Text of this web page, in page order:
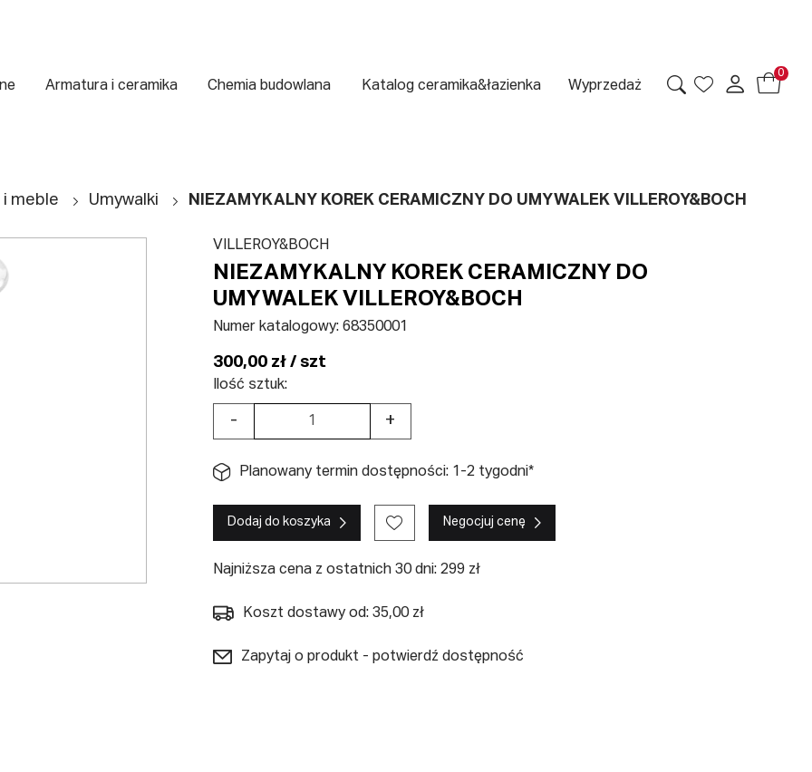
Armatura i ceramika Chemia budowlana Katalog ceramika&łazienka Wyprzedaż
0
i meble Umywalki NIEZAMYKALNY KOREK CERAMICZNY DO UMYWALEK VILLEROY&BOCH
VILLEROY&BOCH
NIEZAMYKALNY KOREK CERAMICZNY DO
UMYWALEK VILLEROY&BOCH
Numer katalogowy:68350001
300,00 zł / szt
Ilość sztuk:
- +
Planowany termin dostępności: 1-2 tygodni*
Dodaj do koszyka Negocjuj cenę
Najniższa cena z ostatnich 30 dni: 299 zł
Koszt dostawy od: 35,00 zł
Zapytaj o produkt - potwierdź dostępność